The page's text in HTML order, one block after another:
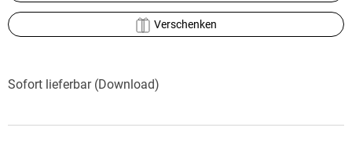
Verschenken
Sofort lieferbar (Download)